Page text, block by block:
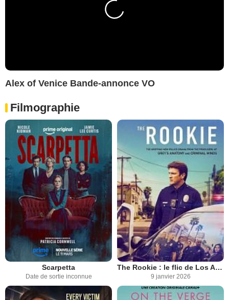
Alex of Venice Bande-annonce VO
Filmographie
Scarpetta
Date de sortie inconnue
The Rookie : le flic de Los Angeles
9 janvier 2026